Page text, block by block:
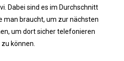
Dabei sind es im Durchschnitt
man braucht, um zur nächsten
um dort sicher telefonieren
können.